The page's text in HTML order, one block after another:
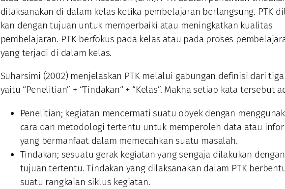
dilaksanakan di dalam kelas ketika pembelajaran berlangsung. PTK
kan dengan tujuan untuk memperbaiki atau meningkatkan kualitas
pembelajaran. PTK berfokus pada kelas atau pada proses
yang terjadi di dalam kelas.
Suharsimi (2002) menjelaskan PTK melalui gabungan definisi dari
yaitu “Penelitian” + “Tindakan“ + “Kelas”. Makna setiap kata tersebut
Penelitian; kegiatan mencermati suatu obyek dengan
cara dan metodologi tertentu untuk memperoleh data atau
yang bermanfaat dalam memecahkan suatu masalah.
Tindakan; sesuatu gerak kegiatan yang sengaja dilakukan dengan
tujuan tertentu. Tindakan yang dilaksanakan dalam PTK
suatu rangkaian siklus kegiatan.